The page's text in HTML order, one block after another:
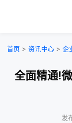
首页 > 资讯中心 > 企
全面精通!
发